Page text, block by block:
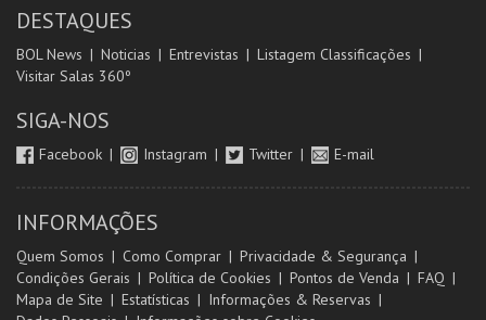
DESTAQUES
BOL News Noticias Entrevistas
Listagem Classificações
Visitar Salas 360º
SIGA-NOS
Facebook Instagram Twitter E-mail
INFORMAÇÕES
Quem Somos Como Comprar
Privacidade & Segurança
Condições Gerais
Política de Cookies Pontos de Venda
FAQ
Mapa de Site
Estatísticas
Informações & Reservas